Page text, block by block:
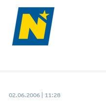
02.06.2006 | 11:28